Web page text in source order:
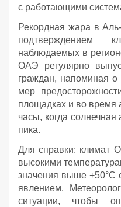
с работающими
Рекордная жара в
подтверждением
наблюдаемых в
ОАЭ регулярно
граждан, напоминая о
мер
площадках и во время
часы, когда солнечная
пика.
Для справки: климат
высокими
значения выше +50°C
явлением.
ситуации, чтобы